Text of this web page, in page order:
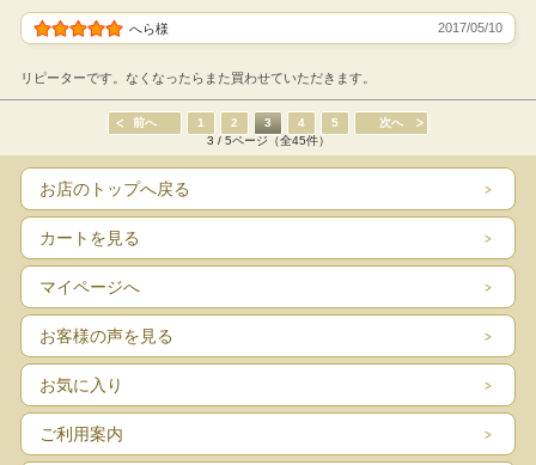
へら様 2017/05/10
リピーターです。なくなったらまた買わせていただきます。
前へ 1 2 3 4 5
次へ
3 / 5ページ（全45件）
お店のトップへ戻る
カートを見る
マイページへ
お客様の声を見る
お気に入り
ご利用案内